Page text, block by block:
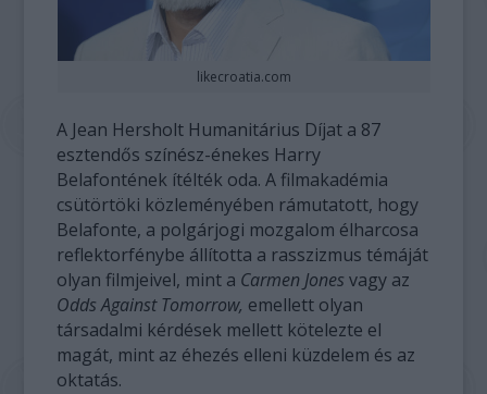
likecroatia.com
A Jean Hersholt Humanitárius Díjat a 87
esztendős színész-énekes Harry
Belafontének ítélték oda. A filmakadémia
csütörtöki közleményében rámutatott, hogy
Belafonte, a polgárjogi mozgalom élharcosa
reflektorfénybe állította a rasszizmus témáját
olyan filmjeivel, mint a Carmen Jones vagy az
Odds Against Tomorrow, emellett olyan
társadalmi kérdések mellett kötelezte el
magát, mint az éhezés elleni küzdelem és az
oktatás.